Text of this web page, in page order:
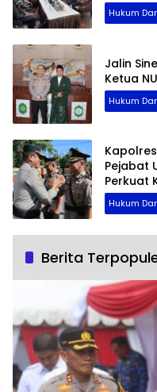
Hukum
Jalin
Ketua
Hukum
Pejabat
Perkuat
Hukum
Berita